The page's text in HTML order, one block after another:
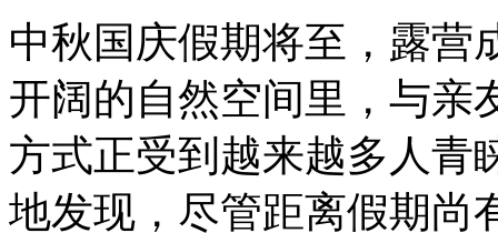
中秋国庆假期将至，露营
开阔的自然空间里，与亲
方式正受到越来越多人青
地发现，尽管距离假期尚